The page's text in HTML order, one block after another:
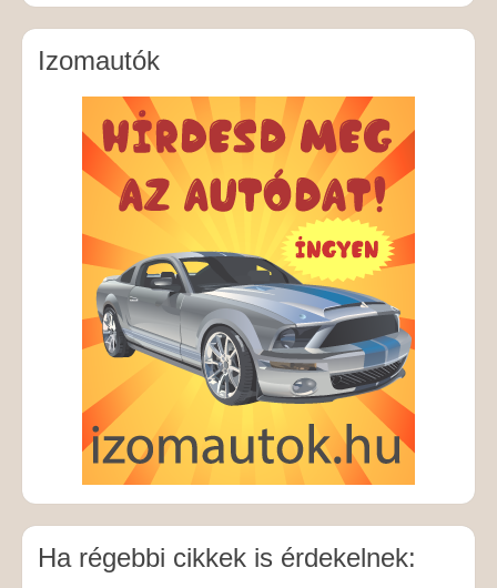
Izomautók
Ha régebbi cikkek is érdekelnek: